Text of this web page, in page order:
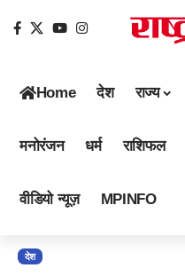
Home देश राज्य
मनोरंजन धर्म राशिफल
वीडियो न्यूज़ MPINFO
देश